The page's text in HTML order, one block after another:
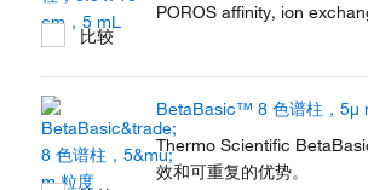
POROS affinity, ion
scale purification.
比较
BetaBasic™ 8 色谱柱，5μ
Thermo Scientific
效和可重复的优势。